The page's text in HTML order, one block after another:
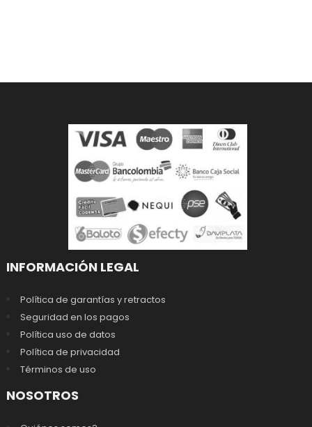
INFORMACIÓN LEGAL
Política de garantías y retractos
Seguridad en los pagos
Política uso de datos
Política de privacidad
Términos de uso
NOSOTROS